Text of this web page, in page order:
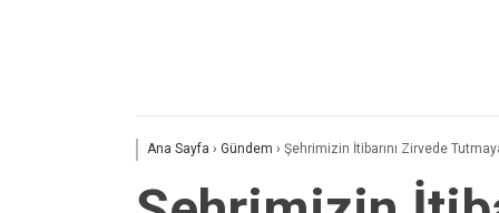
Ana Sayfa › Gündem › Şehrimizin İtibarını Zirvede